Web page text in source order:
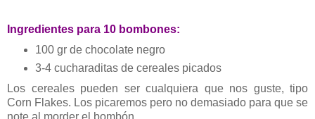
Ingredientes para 10 bombones:
100 gr de chocolate negro
3-4 cucharaditas de cereales picados
Los cereales pueden ser cualquiera que nos guste, tipo
Corn Flakes. Los picaremos pero no demasiado para que se
note al morder el bombón.